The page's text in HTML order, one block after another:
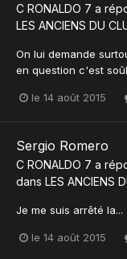
C RONALDO 7 a
LES ANCIENS DU
On lui demande
en question c'est
le 14 août 2015
Sergio Romero
C RONALDO 7 a
dans LES ANCIENS
Je me suis arrêté la...
le 14 août 2015